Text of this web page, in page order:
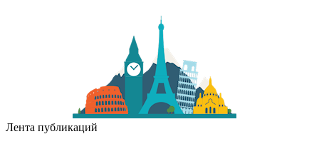
Лента публикаций